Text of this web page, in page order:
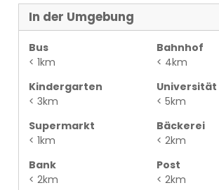
In der Umgebung
Bus
< 1km
Bahnhof
< 4km
Kindergarten
< 3km
Universität
< 5km
Supermarkt
< 1km
Bäckerei
< 2km
Bank
< 2km
Post
< 2km